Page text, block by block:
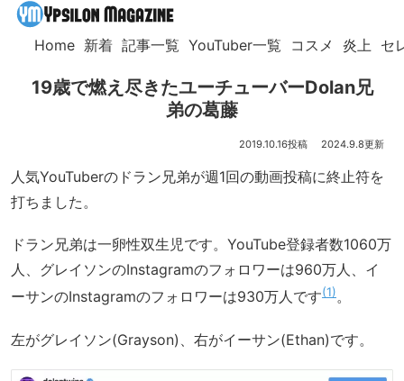
Home 新着 記事一覧 YouTuber一覧 コスメ 炎上 セ
19歳で燃え尽きたユーチューバーDolan兄
弟の葛藤
2019.10.16 2024.9.8
人気YouTuberのドラン兄弟が週1回の動画投稿に終止符を
打ちました。
ドラン兄弟は一卵性双生児です。YouTube登録者数1060万
人、グレイソンのInstagramのフォロワーは960万人、イ
ーサンのInstagramのフォロワーは930万人です 1 。
左がグレイソン(Grayson)、右がイーサン(Ethan)です。